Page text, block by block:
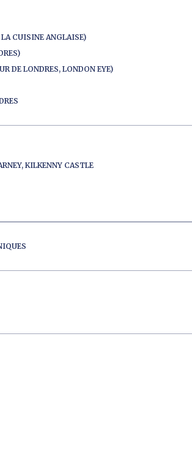
CUISINE ANGLAISE)
DE LONDRES, LONDON EYE)
KILKENNY CASTLE